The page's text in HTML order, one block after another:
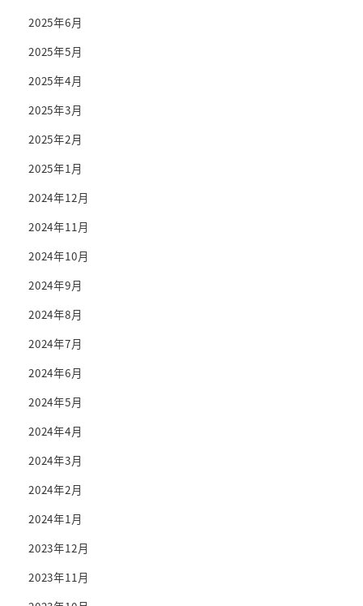
2025年6月
2025年5月
2025年4月
2025年3月
2025年2月
2025年1月
2024年12月
2024年11月
2024年10月
2024年9月
2024年8月
2024年7月
2024年6月
2024年5月
2024年4月
2024年3月
2024年2月
2024年1月
2023年12月
2023年11月